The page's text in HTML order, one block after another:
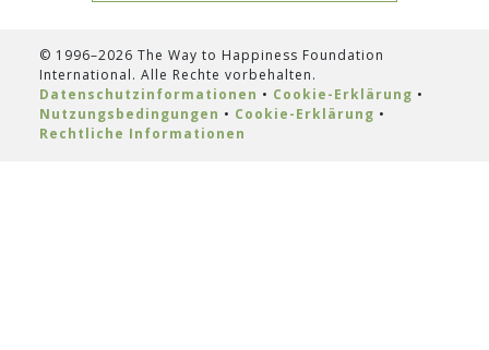
© 1996–2026 The Way to Happiness Foundation
International. Alle Rechte vorbehalten.
Datenschutzinformationen • Cookie-Erklärung •
Nutzungsbedingungen • Cookie-Erklärung •
Rechtliche Informationen